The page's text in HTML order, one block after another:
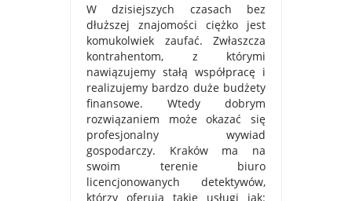
W dzisiejszych czasach bez
dłuższej znajomości ciężko jest
komukolwiek zaufać. Zwłaszcza
kontrahentom, z którymi
nawiązujemy stałą współpracę i
realizujemy bardzo duże budżety
finansowe. Wtedy dobrym
rozwiązaniem może okazać się
profesjonalny wywiad
gospodarczy. Kraków ma na
swoim terenie biuro
licencjonowanych detektywów,
którzy oferują takie usługi jak: